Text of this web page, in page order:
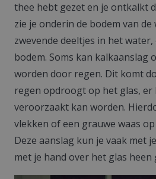
thee hebt gezet en je ontkalkt
zie je onderin de bodem van
zwevende deeltjes in het
bodem. Soms kan kalkaanslag
worden door regen. Dit komt
regen opdroogt op het glas, er
veroorzaakt kan worden.
vlekken of een grauwe waas
Deze aanslag kun je vaak met
met je hand over het glas heen